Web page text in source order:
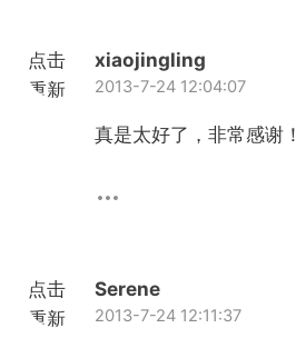
点击
重新
xiaojingling
2013-7-24 12:04:07
真是太好了，非常感谢！
点击
重新
Serene
2013-7-24 12:11:37